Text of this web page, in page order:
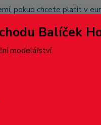
pokud chcete platit v
s opětovnou platbou
Balíček
modelářství.